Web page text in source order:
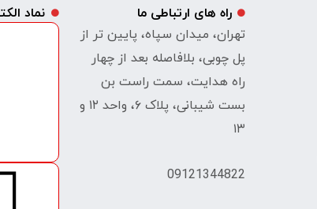
راه های ارتباطی ما
تهران، میدان سپاه، پایین تر از
پل چوبی، بلافاصله بعد از چهار
راه هدایت، سمت راست بن
بست شیبانی، پلاک ۶، واحد ۱۲ و
۱۳
09121344822
نماد